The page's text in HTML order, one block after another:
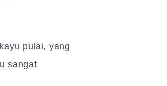
pulai, yang
sangat